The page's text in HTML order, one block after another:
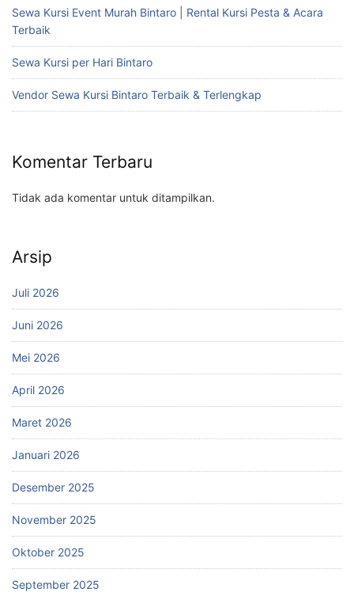
Sewa Kursi Event Murah Bintaro | Rental Kursi Pesta & Acara
Terbaik
Sewa Kursi per Hari Bintaro
Vendor Sewa Kursi Bintaro Terbaik & Terlengkap
Komentar Terbaru
Tidak ada komentar untuk ditampilkan.
Arsip
Juli 2026
Juni 2026
Mei 2026
April 2026
Maret 2026
Januari 2026
Desember 2025
November 2025
Oktober 2025
September 2025